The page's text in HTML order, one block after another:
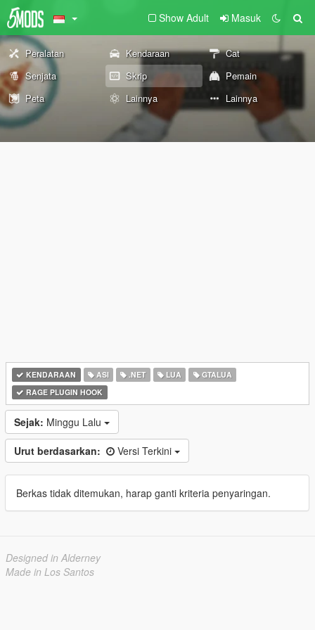
Show Adult Masuk
Peralatan Kendaraan
Cat
Senjata
Skrip
Pemain
Peta
Lainnya Lainnya
KENDARAAN ASI .NET LUA
GTALUA
RAGE PLUGIN HOOK
Sejak: Minggu Lalu
Urut berdasarkan: Versi Terkini
Berkas tidak ditemukan, harap ganti kriteria penyaringan.
Designed in Alderney
Made in Los Santos